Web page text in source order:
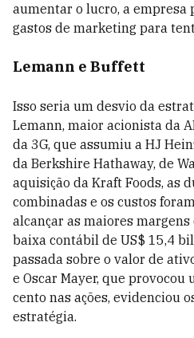
aumentar o lucro, a empresa
gastos de marketing para
Lemann e Buffett
Isso seria um desvio da
Lemann, maior acionista da
da 3G, que assumiu a HJ
da Berkshire Hathaway, de
aquisição da Kraft Foods, as
combinadas e os custos
alcançar as maiores margens
baixa contábil de US$ 15,4
passada sobre o valor de
e Oscar Mayer, que provocou
cento nas ações, evidenciou
estratégia.